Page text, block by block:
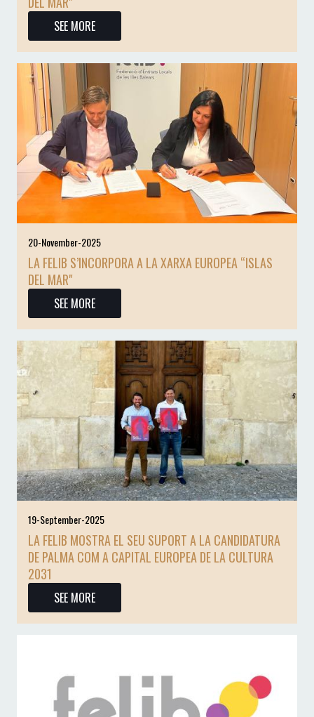
SEE MORE
20-November-2025
LA FELIB S’INCORPORA A LA XARXA EUROPEA “ISLAS
DEL MAR"
SEE MORE
19-September-2025
LA FELIB MOSTRA EL SEU SUPORT A LA CANDIDATURA
DE PALMA COM A CAPITAL EUROPEA DE LA CULTURA
2031
SEE MORE